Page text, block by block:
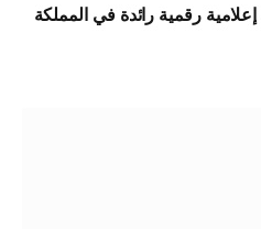
رقمية رائدة في المملكة